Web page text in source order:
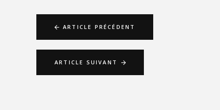
ARTICLE PRÉCÉDENT
ARTICLE SUIVANT